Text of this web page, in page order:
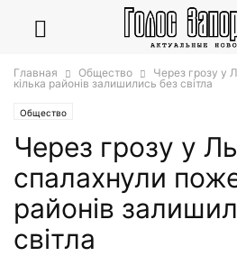
Главная Общество
Через грозу у
кілька районів залишились без світла
Общество
Через грозу у
спалахнули
районів
світла